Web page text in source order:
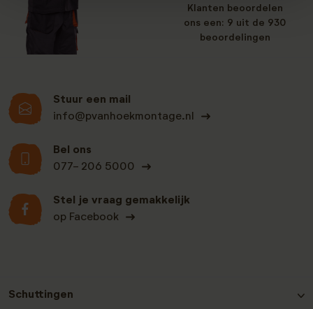
Stuur een mail
info@pvanhoekmontage.nl
Bel ons
077- 206 5000
Stel je vraag gemakkelijk
op Facebook
Klanten beoordelen
ons een: 9 uit de 930
beoordelingen
Schuttingen